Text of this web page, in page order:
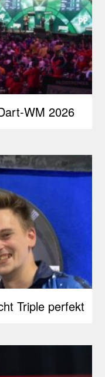
WM 2026
Triple perfekt